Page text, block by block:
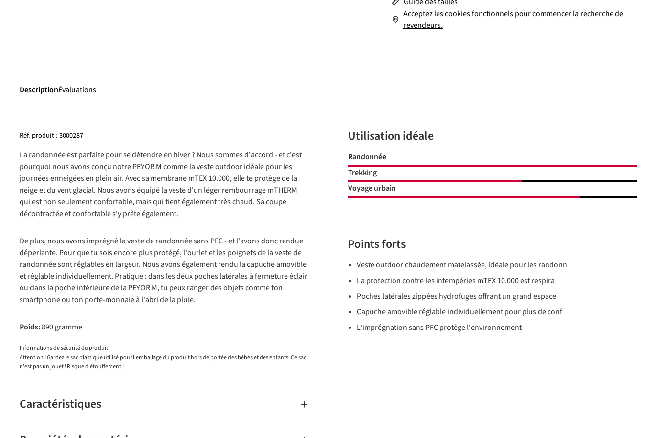
Acceptez les cookies fonctionnels pour commencer la recherche de
revendeurs.
DescriptionÉvaluations
Réf. produit :3000287
La randonnée est parfaite pour se détendre en hiver ? Nous sommes d'accord - et c'est
pourquoi nous avons conçu notre PEYOR M comme la veste outdoor idéale pour les
journées enneigées en plein air. Avec sa membrane mTEX 10.000, elle te protège de la
neige et du vent glacial. Nous avons équipé la veste d'un léger rembourrage mTHERM
qui est non seulement confortable, mais qui tient également très chaud. Sa coupe
décontractée et confortable s'y prête également.
De plus, nous avons imprégné la veste de randonnée sans PFC - et l'avons donc rendue
déperlante. Pour que tu sois encore plus protégé, l'ourlet et les poignets de la veste de
randonnée sont réglables en largeur. Nous avons également rendu la capuche amovible
et réglable individuellement. Pratique : dans les deux poches latérales à fermeture éclair
ou dans la poche intérieure de la PEYOR M, tu peux ranger des objets comme ton
smartphone ou ton porte-monnaie à l'abri de la pluie.
Poids:890 gramme
Informations de sécurité du produit
Attention ! Gardez le sac plastique utilisé pour l'emballage du produit hors de portée des bébés et des enfants. Ce sac
n'est pas un jouet ! Risque d'étouffement !
Caractéristiques
Utilisation idéale
Randonnée
Trekking
Voyage urbain
Points forts
Veste outdoor chaudement matelassée, idéale pour les randonn
La protection contre les intempéries mTEX 10.000 est respira
Poches latérales zippées hydrofuges offrant un grand espace
Capuche amovible réglable individuellement pour plus de conf
L'imprégnation sans PFC protège l'environnement